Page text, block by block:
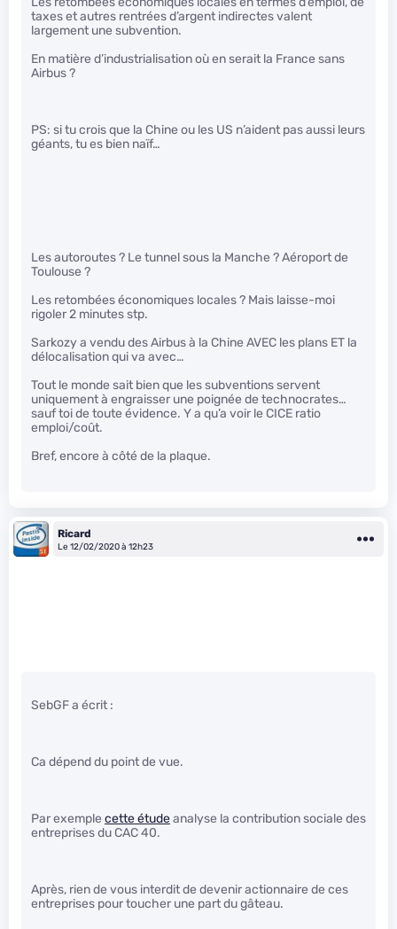
taxes et autres rentrées d’argent indirectes valent
largement une subvention.
En matière d’industrialisation où en serait la France sans
Airbus ?
PS: si tu crois que la Chine ou les US n’aident pas aussi leurs
géants, tu es bien naïf…
Les autoroutes ? Le tunnel sous la Manche ? Aéroport de
Toulouse ?
Les retombées économiques locales ? Mais laisse-moi
rigoler 2 minutes stp.
Sarkozy a vendu des Airbus à la Chine AVEC les plans ET la
délocalisation qui va avec…
Tout le monde sait bien que les subventions servent
uniquement à engraisser une poignée de technocrates…
sauf toi de toute évidence. Y a qu’a voir le CICE ratio
emploi/coût.
Bref, encore à côté de la plaque.
Ricard
Le 12/02/2020 à 12h23
SebGF a écrit :
Ca dépend du point de vue.
Par exemple cette étudeanalyse la contribution sociale des
entreprises du CAC 40.
Après, rien de vous interdit de devenir actionnaire de ces
entreprises pour toucher une part du gâteau.